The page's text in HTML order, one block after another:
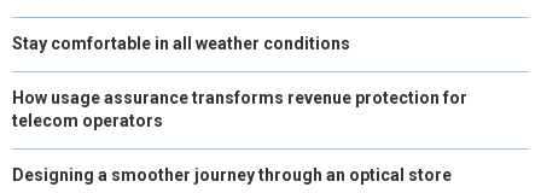
Stay comfortable in all weather conditions
How usage assurance transforms revenue protection for
telecom operators
Designing a smoother journey through an optical store